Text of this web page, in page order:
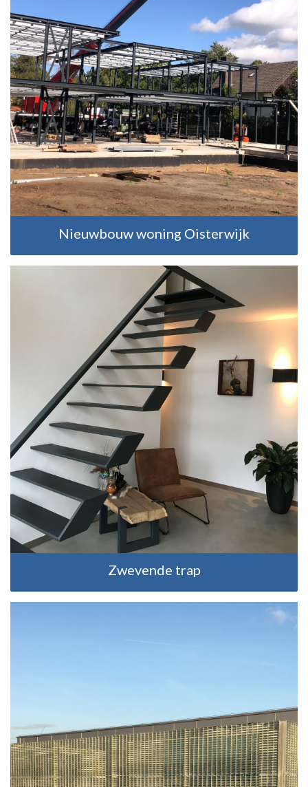
Nieuwbouw woning Oisterwijk
Zwevende trap